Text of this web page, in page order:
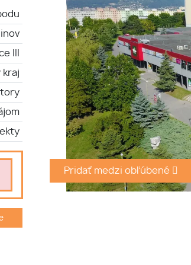
III
kraj
Pridať medzi obľúbené